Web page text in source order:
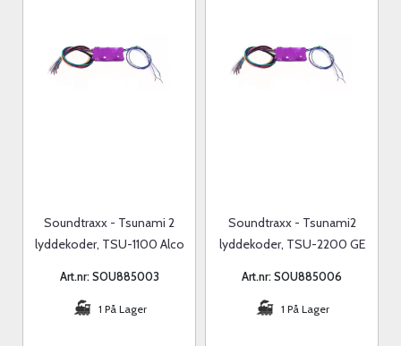
Soundtraxx - Tsunami 2
lyddekoder, TSU-1100 Alco
Art.nr: SOU885003
1 På Lager
Soundtraxx - Tsunami2
lyddekoder, TSU-2200 GE
Art.nr: SOU885006
1 På Lager